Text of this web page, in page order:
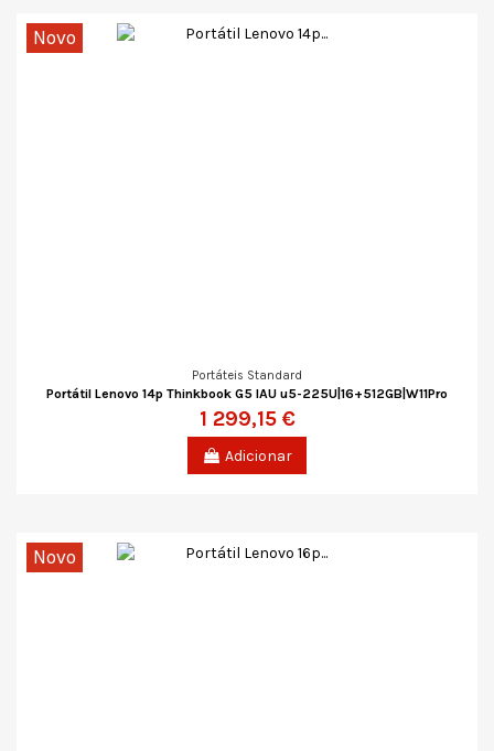
Novo
Portáteis Standard
Portátil Lenovo 14p Thinkbook G5 IAU u5-225U|16+512GB|W11Pro
1 299,15 €
Adicionar
Novo